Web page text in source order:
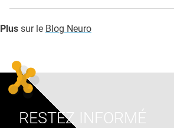
Plus sur le Blog Neuro
RESTEZ INFORMÉ